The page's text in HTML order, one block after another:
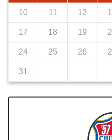
10 11 12
17 18 19
24 25 26
31